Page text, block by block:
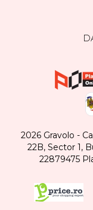
2026 Gravolo -
22B, Sector 1,
22879475